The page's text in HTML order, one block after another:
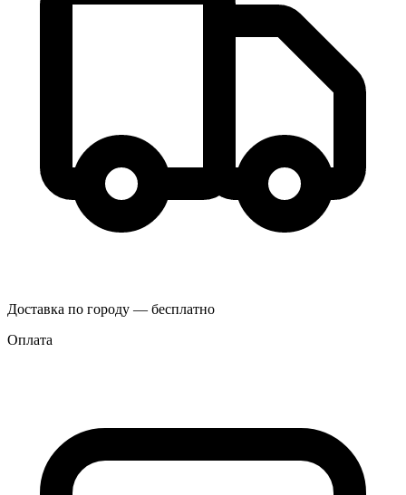
Доставка по городу — бесплатно
Оплата